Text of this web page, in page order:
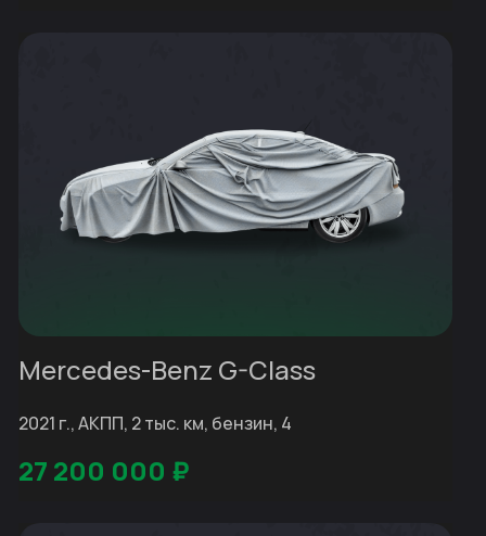
Mercedes-Benz G-Class
2021 г., АКПП, 2 тыс. км, бензин, 4
27 200 000 ₽